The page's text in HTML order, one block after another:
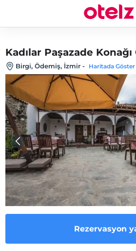
Kadılar Paşazade
Birgi, Ödemiş, İzmir - Haritada Göster
Rezervasyon